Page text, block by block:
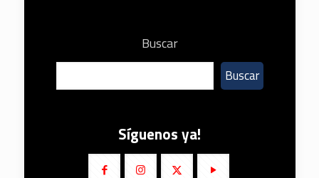
Buscar
Buscar
Síguenos ya!